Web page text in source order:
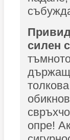
силен
държащ
опре!